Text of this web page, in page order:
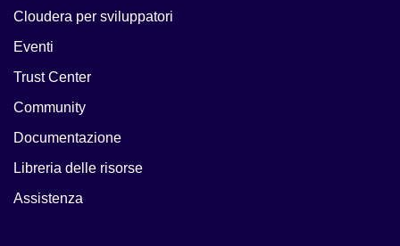
Cloudera per sviluppatori
Eventi
Trust Center
Community
Documentazione
Libreria delle risorse
Assistenza